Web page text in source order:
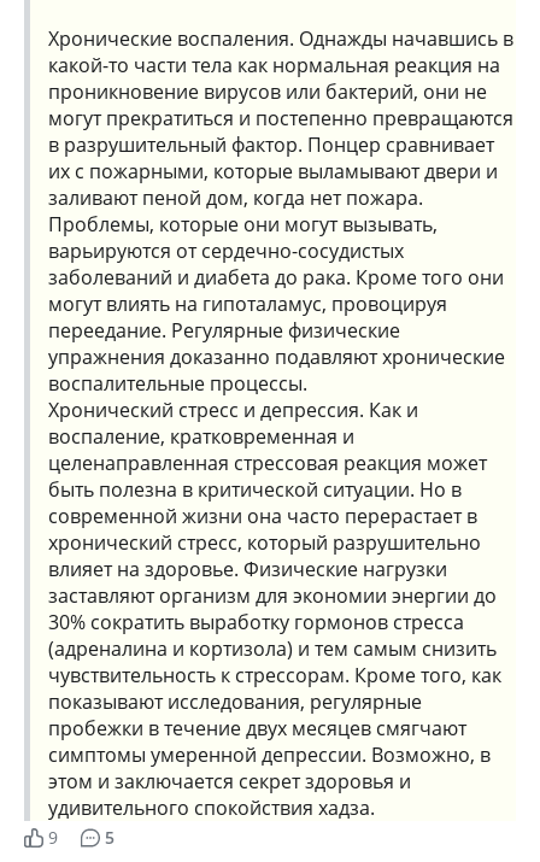
Хронические воспаления. Однажды начавшись в
какой-то части тела как нормальная реакция на
проникновение вирусов или бактерий, они не
могут прекратиться и постепенно превращаются
в разрушительный фактор. Понцер сравнивает
их с пожарными, которые выламывают двери и
заливают пеной дом, когда нет пожара.
Проблемы, которые они могут вызывать,
варьируются от сердечно-сосудистых
заболеваний и диабета до рака. Кроме того они
могут влиять на гипоталамус, провоцируя
переедание. Регулярные физические
упражнения доказанно подавляют хронические
воспалительные процессы.
Хронический стресс и депрессия. Как и
воспаление, кратковременная и
целенаправленная стрессовая реакция может
быть полезна в критической ситуации. Но в
современной жизни она часто перерастает в
хронический стресс, который разрушительно
влияет на здоровье. Физические нагрузки
заставляют организм для экономии энергии до
30% сократить выработку гормонов стресса
(адреналина и кортизола) и тем самым снизить
чувствительность к стрессорам. Кроме того, как
показывают исследования, регулярные
пробежки в течение двух месяцев смягчают
симптомы умеренной депрессии. Возможно, в
этом и заключается секрет здоровья и
удивительного спокойствия хадза.
9 5